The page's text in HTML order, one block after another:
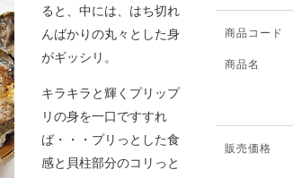
ると、中には、はち切れ
んばかりの丸々とした身
がギッシリ。
キラキラと輝くプリップ
リの身を一口ですすれ
ば・・・プリっとした食
感と貝柱部分のコリっと
商品コード
商品名
販売価格